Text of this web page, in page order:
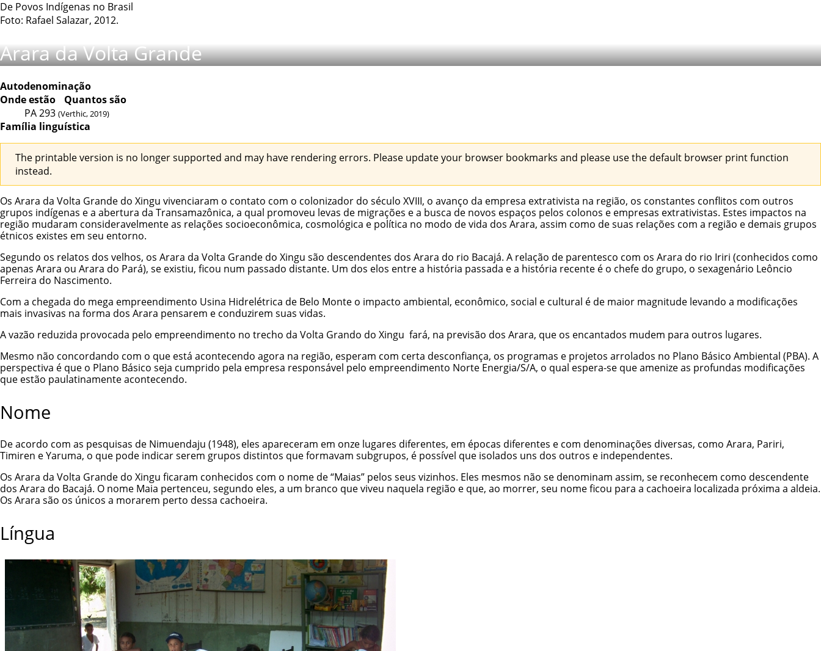
De Povos Indígenas no Brasil
Foto: Rafael Salazar, 2012.
Arara da Volta Grande
Autodenominação
Onde estão
Quantos são
PA293 (Verthic, 2019)
Família linguística
The printable version is no longer supported and may have rendering errors. Please update your browser bookmarks and please use the default browser print function
instead.
Os Arara da Volta Grande do Xingu vivenciaram o contato com o colonizador do século XVIII, o avanço da empresa extrativista na região, os constantes conflitos com outros
grupos indígenas e a abertura da Transamazônica, a qual promoveu levas de migrações e a busca de novos espaços pelos colonos e empresas extrativistas. Estes impactos na
região mudaram consideravelmente as relações socioeconômica, cosmológica e política no modo de vida dos Arara, assim como de suas relações com a região e demais grupos
étnicos existes em seu entorno.
Segundo os relatos dos velhos, os Arara da Volta Grande do Xingu são descendentes dos Arara do rio Bacajá. A relação de parentesco com os Arara do rio Iriri (conhecidos como
apenas Arara ou Arara do Pará), se existiu, ficou num passado distante. Um dos elos entre a história passada e a história recente é o chefe do grupo, o sexagenário Leôncio
Ferreira do Nascimento.
Com a chegada do mega empreendimento Usina Hidrelétrica de Belo Monte o impacto ambiental, econômico, social e cultural é de maior magnitude levando a modificações
mais invasivas na forma dos Arara pensarem e conduzirem suas vidas.
A vazão reduzida provocada pelo empreendimento no trecho da Volta Grando do Xingu fará, na previsão dos Arara, que os encantados mudem para outros lugares.
Mesmo não concordando com o que está acontecendo agora na região, esperam com certa desconfiança, os programas e projetos arrolados no Plano Básico Ambiental (PBA). A
perspectiva é que o Plano Básico seja cumprido pela empresa responsável pelo empreendimento Norte Energia/S/A, o qual espera-se que amenize as profundas modificações
que estão paulatinamente acontecendo.
Nome
De acordo com as pesquisas de Nimuendaju (1948), eles apareceram em onze lugares diferentes, em épocas diferentes e com denominações diversas, como Arara, Pariri,
Timiren e Yaruma, o que pode indicar serem grupos distintos que formavam subgrupos, é possível que isolados uns dos outros e independentes.
Os Arara da Volta Grande do Xingu ficaram conhecidos com o nome de “Maias” pelos seus vizinhos. Eles mesmos não se denominam assim, se reconhecem como descendente
dos Arara do Bacajá. O nome Maia pertenceu, segundo eles, a um branco que viveu naquela região e que, ao morrer, seu nome ficou para a cachoeira localizada próxima a aldeia.
Os Arara são os únicos a morarem perto dessa cachoeira.
Língua